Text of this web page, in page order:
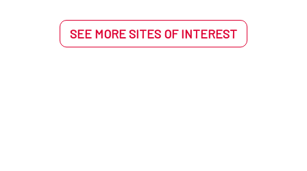
SEE MORE SITES OF INTEREST